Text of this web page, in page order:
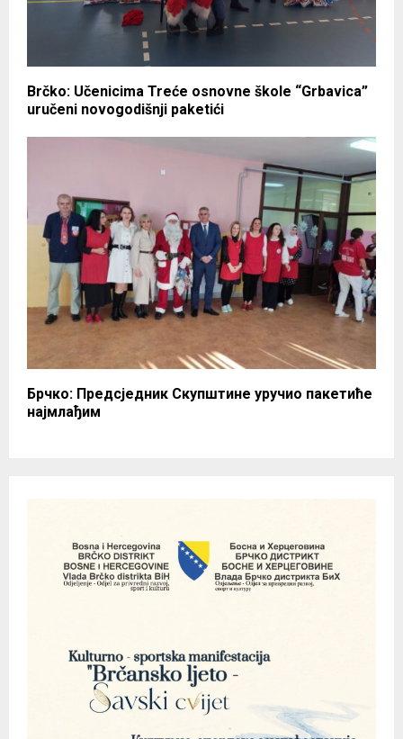
Brčko: Učenicima Treće osnovne škole “Grbavica”
uručeni novogodišnji paketići
Брчко: Предсједник Скупштине уручио пакетиће
најмлађим